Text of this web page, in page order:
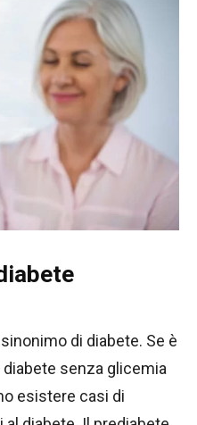
di diabete. Se è
senza glicemia
esistere casi di